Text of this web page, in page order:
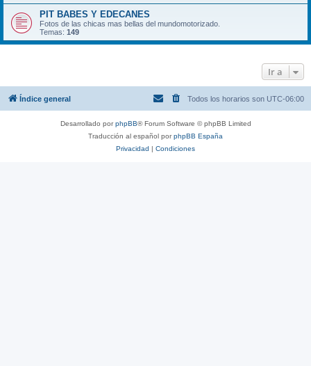
PIT BABES Y EDECANES
Fotos de las chicas mas bellas del mundomotorizado.
Temas: 149
Ir a
Índice general Todos los horarios son UTC-06:00
Desarrollado porphpBB® Forum Software © phpBB Limited
Traducción al español porphpBB España
Privacidad | Condiciones